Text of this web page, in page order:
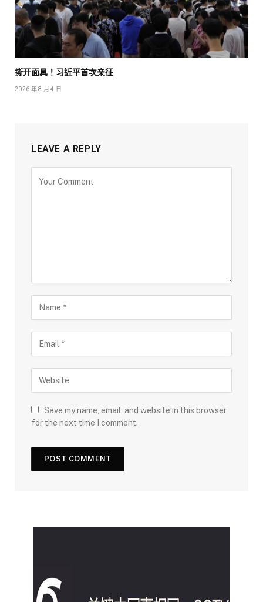
撕开面具！习近平首次亲征
2026 年 8 月 4 日
LEAVE A REPLY
Save my name, email, and website in this browser
for the next time I comment.